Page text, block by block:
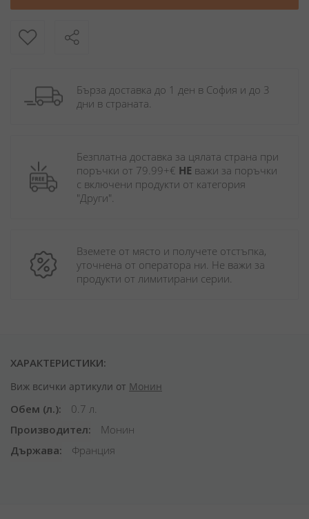
Бърза доставка до 1 ден в София и до 3
дни в страната.
Безплатна доставка за цялата страна при
поръчки от 79.99+€ НЕ важи за поръчки
с включени продукти от категория
"Други".
Вземете от място и получете отстъпка,
уточнена от оператора ни. Не важи за
продукти от лимитирани серии.
ХАРАКТЕРИСТИКИ:
Виж всички артикули от Монин
Обем (л.)
0.7 л.
Производител
Монин
Държава
Франция